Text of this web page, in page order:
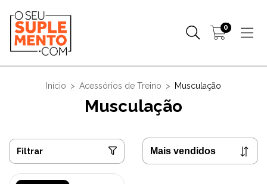
0
Início > Acessórios de Treino > Musculação
Musculação
Filtrar